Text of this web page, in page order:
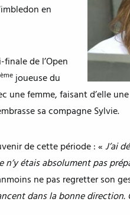
en
de l’Open
ème joueuse du
femme, faisant d’elle
sa compagne Sylvie.
de cette période : « J’ai
étais absolument pas
ne pas regretter son
dans la bonne direction.